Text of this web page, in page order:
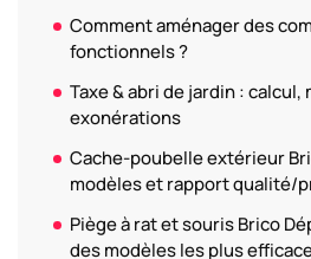
Comment aménager des
fonctionnels ?
Taxe & abri de jardin :
exonérations
Cache-poubelle extérieur
modèles et rapport qualité/
Piège à rat et souris Brico
des modèles les plus